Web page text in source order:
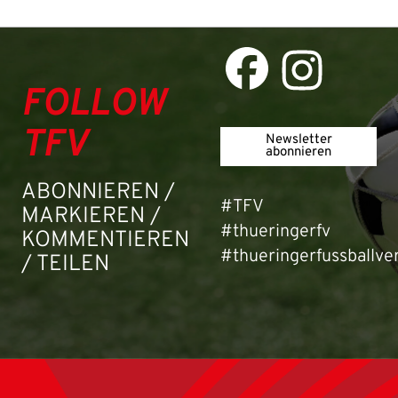
FOLLOW
TFV
ABONNIEREN /
MARKIEREN /
KOMMENTIEREN
/ TEILEN
Newsletter
abonnieren
#TFV
#thueringerfv